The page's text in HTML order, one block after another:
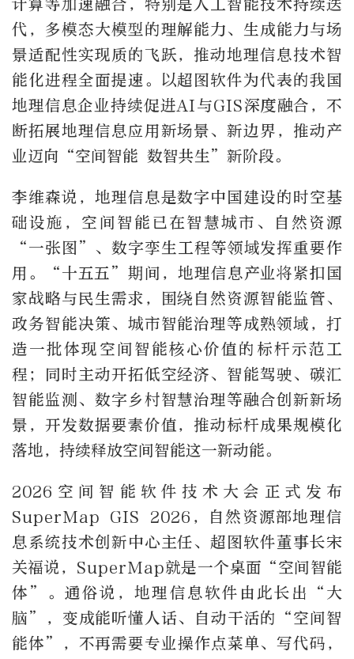
计算等加速融合，特别是人工智能技术持续迭
代，多模态大模型的理解能力、生成能力与场
景适配性实现质的飞跃，推动地理信息技术智
能化进程全面提速。以超图软件为代表的我国
地理信息企业持续促进AI与GIS深度融合，不
断拓展地理信息应用新场景、新边界，推动产
业迈向“空间智能 数智共生”新阶段。
李维森说，地理信息是数字中国建设的时空基
础设施，空间智能已在智慧城市、自然资源
“一张图”、数字孪生工程等领域发挥重要作
用。“十五五”期间，地理信息产业将紧扣国
家战略与民生需求，围绕自然资源智能监管、
政务智能决策、城市智能治理等成熟领域，打
造一批体现空间智能核心价值的标杆示范工
程；同时主动开拓低空经济、智能驾驶、碳汇
智能监测、数字乡村智慧治理等融合创新新场
景，开发数据要素价值，推动标杆成果规模化
落地，持续释放空间智能这一新动能。
2026空间智能软件技术大会正式发布
SuperMap GIS 2026，自然资源部地理信
息系统技术创新中心主任、超图软件董事长宋
关福说，SuperMap就是一个桌面“空间智能
体”。通俗说，地理信息软件由此长出“大
脑”，变成能听懂人话、自动干活的“空间智
能体”，不再需要专业操作点菜单、写代码，